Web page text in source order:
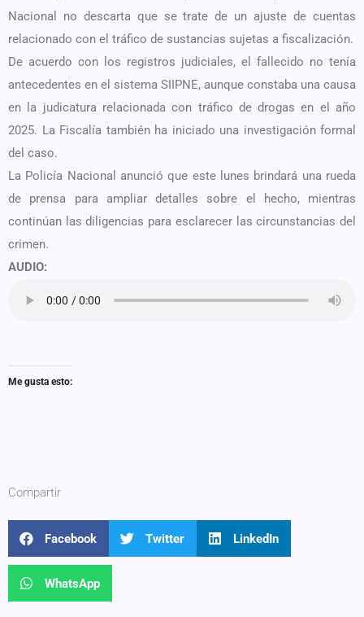
Nacional no descarta que se trate de un ajuste de cuentas
relacionado con el tráfico de sustancias sujetas a fiscalización.
De acuerdo con los registros judiciales, el fallecido no tenía
antecedentes en el sistema SIIPNE, aunque constaba una causa
en la judicatura relacionada con tráfico de drogas en el año
2025. La Fiscalía también ha iniciado una investigación formal
del caso.
La Policía Nacional anunció que este lunes brindará una rueda
de prensa para ampliar detalles sobre el hecho, mientras
continúan las diligencias para esclarecer las circunstancias del
crimen.
AUDIO:
Me gusta esto:
Compartir
Facebook Twitter LinkedIn
WhatsApp